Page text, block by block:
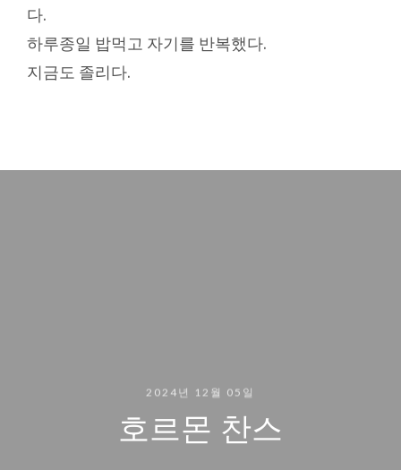
다.
하루종일 밥먹고 자기를 반복했다.
지금도 졸리다.
2024년 12월 05일
호르몬 찬스